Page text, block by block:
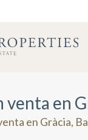
venta en
en Gràcia,